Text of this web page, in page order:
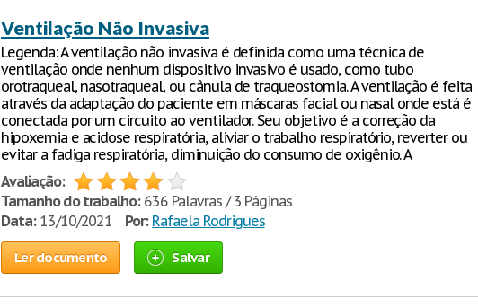
Ventilação Não Invasiva
Legenda: A ventilação não invasiva é definida como uma técnica de
ventilação onde nenhum dispositivo invasivo é usado, como tubo
orotraqueal, nasotraqueal, ou cânula de traqueostomia. A ventilação é feita
através da adaptação do paciente em máscaras facial ou nasal onde está é
conectada por um circuito ao ventilador. Seu objetivo é a correção da
hipoxemia e acidose respiratória, aliviar o trabalho respiratório, reverter ou
evitar a fadiga respiratória, diminuição do consumo de oxigênio. A
Avaliação:
Tamanho do trabalho:636 Palavras / 3 Páginas
Data:13/10/2021 Por: Rafaela Rodrigues
Ler documento Salvar